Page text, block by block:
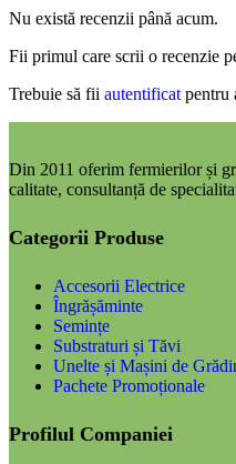
Nu există recenzii până acum.
Fii primul care scrii o recenzie
Trebuie să fii autentificat pentru
Din 2011 oferim fermierilor și
calitate, consultanță de
Categorii Produse
Accesorii Electrice
Îngrășăminte
Semințe
Substraturi și Tăvi
Unelte și Mașini de
Pachete Promoționale
Profilul Companiei